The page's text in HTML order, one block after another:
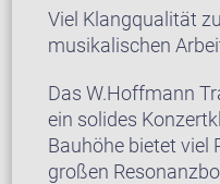
Viel Klangqualität
musikalischen
Das W.Hoffmann
ein solides
Bauhöhe bietet viel
großen